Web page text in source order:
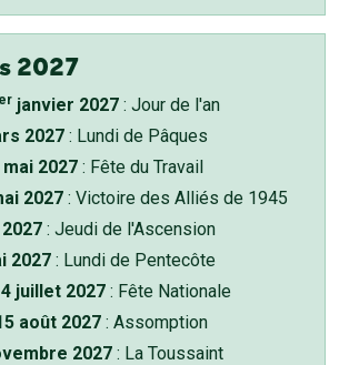
2027
er janvier 2027 : Jour de l'an
2027 : Lundi de Pâques
mai 2027 : Fête du Travail
2027 : Victoire des Alliés de 1945
: Jeudi de l'Ascension
2027 : Lundi de Pentecôte
juillet 2027 : Fête Nationale
août 2027 : Assomption
2027 : La Toussaint